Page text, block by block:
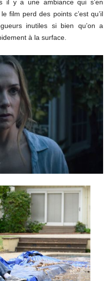
il y a une ambiance qui s’en
film perd des points c’est qu’il
inutiles si bien qu’on a
à la surface.